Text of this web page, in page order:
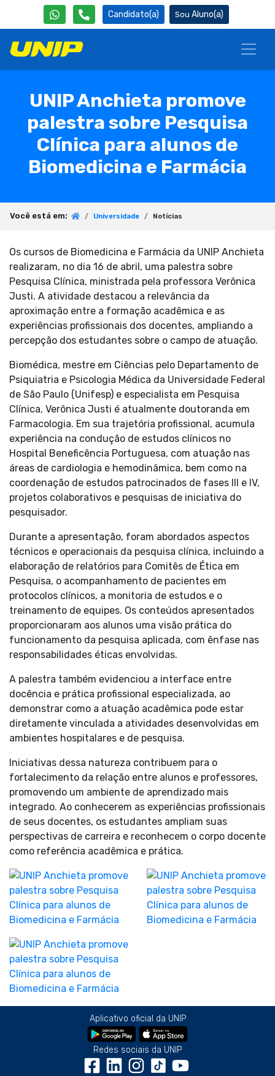
Candidato(a) Aluno(a)
UNIP Anchieta promove
palestra sobre Pesquisa
Clínica para alunos de
Biomedicina e Farmácia
Você está em: Universidade Notícias
Os cursos de Biomedicina e Farmácia da UNIP Anchieta
realizaram, no dia 16 de abril, uma palestra sobre
Pesquisa Clínica, ministrada pela professora Verônica
Justi. A atividade destacou a relevância da
aproximação entre a formação acadêmica e as
experiências profissionais dos docentes, ampliando a
percepção dos estudantes sobre o campo de atuação.
Biomédica, mestre em Ciências pelo Departamento de
Psiquiatria e Psicologia Médica da Universidade Federal
de São Paulo (Unifesp) e especialista em Pesquisa
Clínica, Verônica Justi é atualmente doutoranda em
Farmacologia. Em sua trajetória profissional, acumula
experiência na condução de estudos clínicos no
Hospital Beneficência Portuguesa, com atuação nas
áreas de cardiologia e hemodinâmica, bem como na
coordenação de estudos patrocinados de fases III e IV,
projetos colaborativos e pesquisas de iniciativa do
pesquisador.
Durante a apresentação, foram abordados aspectos
técnicos e operacionais da pesquisa clínica, incluindo a
elaboração de relatórios para Comitês de Ética em
Pesquisa, o acompanhamento de pacientes em
protocolos clínicos, a monitoria de estudos e o
treinamento de equipes. Os conteúdos apresentados
proporcionaram aos alunos uma visão prática do
funcionamento da pesquisa aplicada, com ênfase nas
responsabilidades éticas envolvidas.
A palestra também evidenciou a interface entre
docência e prática profissional especializada, ao
demonstrar como a atuação acadêmica pode estar
diretamente vinculada a atividades desenvolvidas em
ambientes hospitalares e de pesquisa.
Iniciativas dessa natureza contribuem para o
fortalecimento da relação entre alunos e professores,
promovendo um ambiente de aprendizado mais
integrado. Ao conhecerem as experiências profissionais
de seus docentes, os estudantes ampliam suas
perspectivas de carreira e reconhecem o corpo docente
como referência acadêmica e prática.
Aplicativo oficial da UNIP
Redes sociais da UNIP